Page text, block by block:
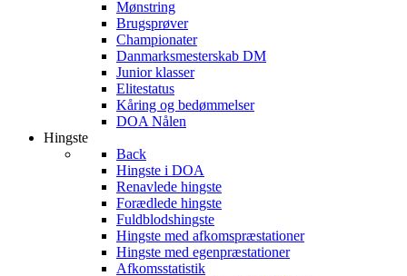
Mønstring
Brugsprøver
Championater
Danmarksmesterskab DM
Junior klasser
Elitestatus
Kåring og bedømmelser
DOA Nålen
Hingste
Back
Hingste i DOA
Renavlede hingste
Forædlede hingste
Fuldblodshingste
Hingste med afkomspræstationer
Hingste med egenpræstationer
Afkomsstatistik